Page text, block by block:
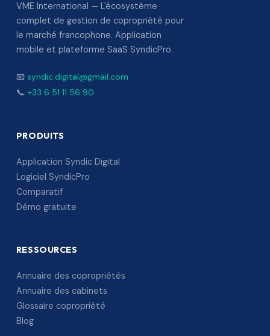
VME International — L'écosystème
complet de gestion de copropriété pour
le marché francophone. Application
mobile et plateforme SaaS SyndicPro.
📧 syndic.digital@gmail.com
📞 +33 6 51 11 56 90
PRODUITS
Application Syndic Digital
Logiciel SyndicPro
Comparatif
Démo gratuite
RESSOURCES
Annuaire des copropriétés
Annuaire des cabinets
Glossaire copropriété
Blog